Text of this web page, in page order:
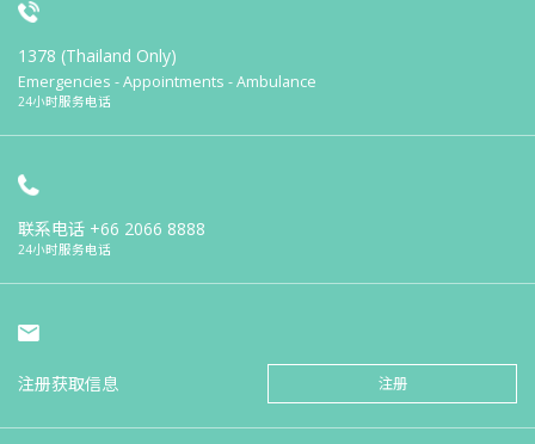
1378 (Thailand Only)
Emergencies - Appointments - Ambulance
24小时服务电话
联系电话 +66 2066 8888
24小时服务电话
注册获取信息 注册